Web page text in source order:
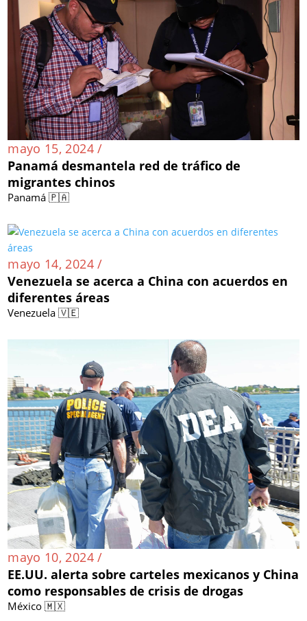
mayo 15, 2024 /
Panamá desmantela red de tráfico de
migrantes chinos
Panamá 🇵🇦
mayo 14, 2024 /
Venezuela se acerca a China con acuerdos en
diferentes áreas
Venezuela 🇻🇪
mayo 10, 2024 /
EE.UU. alerta sobre carteles mexicanos y China
como responsables de crisis de drogas
México 🇲🇽